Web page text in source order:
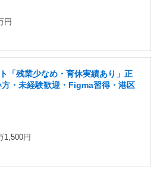
円
「残業少なめ・育休実績あり」正
・未経験歓迎・Figma習得・港区
1,500円